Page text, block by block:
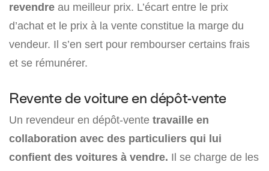
revendre au meilleur prix. L’écart entre le prix
d’achat et le prix à la vente constitue la marge du
vendeur. Il s’en sert pour rembourser certains frais
et se rémunérer.
Revente de voiture en dépôt-vente
Un revendeur en dépôt-vente travaille en
collaboration avec des particuliers qui lui
confient des voitures à vendre. Il se charge de les